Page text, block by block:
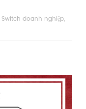
Switch doanh nghiệp,